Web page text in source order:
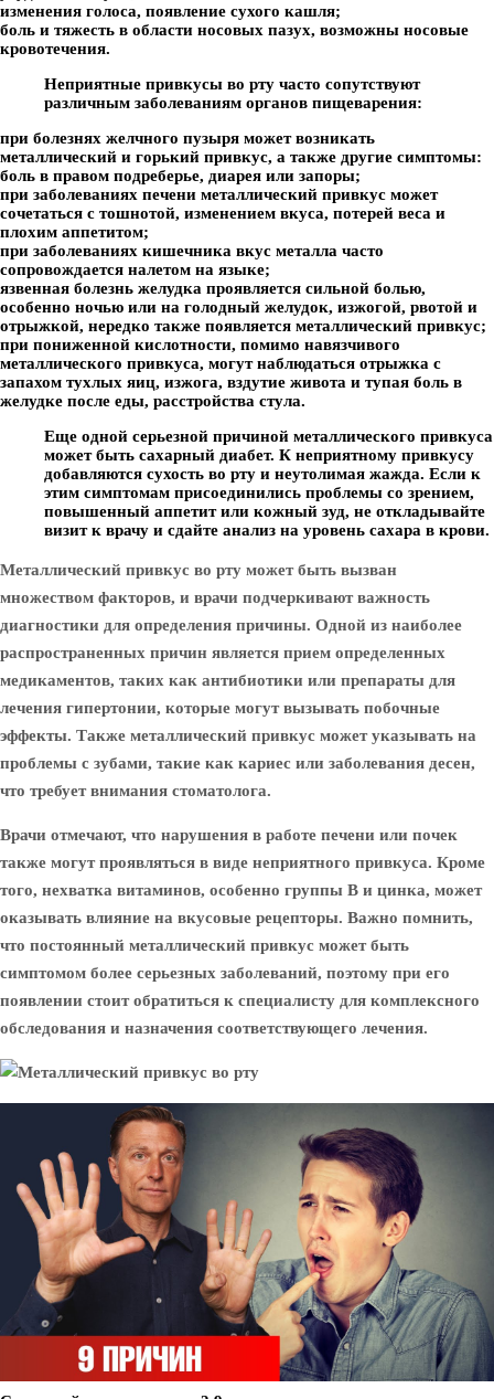
изменения голоса, появление сухого кашля;
боль и тяжесть в области носовых пазух, возможны носовые
кровотечения.
Неприятные привкусы во рту часто сопутствуют
различным заболеваниям органов пищеварения:
при болезнях желчного пузыря может возникать
металлический и горький привкус, а также другие симптомы:
боль в правом подреберье, диарея или запоры;
при заболеваниях печени металлический привкус может
сочетаться с тошнотой, изменением вкуса, потерей веса и
плохим аппетитом;
при заболеваниях кишечника вкус металла часто
сопровождается налетом на языке;
язвенная болезнь желудка проявляется сильной болью,
особенно ночью или на голодный желудок, изжогой, рвотой и
отрыжкой, нередко также появляется металлический привкус;
при пониженной кислотности, помимо навязчивого
металлического привкуса, могут наблюдаться отрыжка с
запахом тухлых яиц, изжога, вздутие живота и тупая боль в
желудке после еды, расстройства стула.
Еще одной серьезной причиной металлического привкуса
может быть сахарный диабет. К неприятному привкусу
добавляются сухость во рту и неутолимая жажда. Если к
этим симптомам присоединились проблемы со зрением,
повышенный аппетит или кожный зуд, не откладывайте
визит к врачу и сдайте анализ на уровень сахара в крови.
Металлический привкус во рту может быть вызван
множеством факторов, и врачи подчеркивают важность
диагностики для определения причины. Одной из наиболее
распространенных причин является прием определенных
медикаментов, таких как антибиотики или препараты для
лечения гипертонии, которые могут вызывать побочные
эффекты. Также металлический привкус может указывать на
проблемы с зубами, такие как кариес или заболевания десен,
что требует внимания стоматолога.
Врачи отмечают, что нарушения в работе печени или почек
также могут проявляться в виде неприятного привкуса. Кроме
того, нехватка витаминов, особенно группы B и цинка, может
оказывать влияние на вкусовые рецепторы. Важно помнить,
что постоянный металлический привкус может быть
симптомом более серьезных заболеваний, поэтому при его
появлении стоит обратиться к специалисту для комплексного
обследования и назначения соответствующего лечения.